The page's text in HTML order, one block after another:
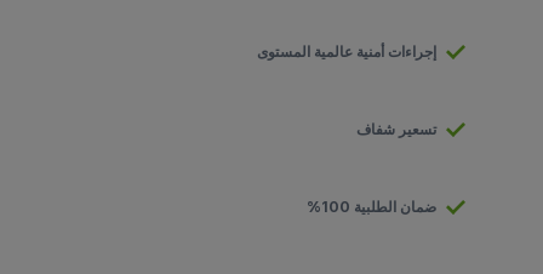
إجراءات أمنية عالمية المستوى
تسعير شفاف
ضمان الطلبية 100%